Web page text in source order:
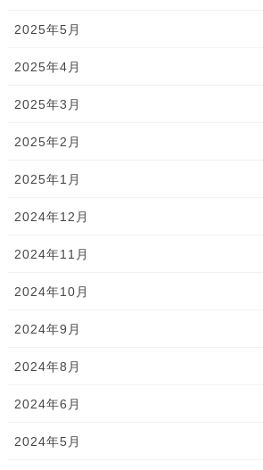
2025年5月
2025年4月
2025年3月
2025年2月
2025年1月
2024年12月
2024年11月
2024年10月
2024年9月
2024年8月
2024年6月
2024年5月